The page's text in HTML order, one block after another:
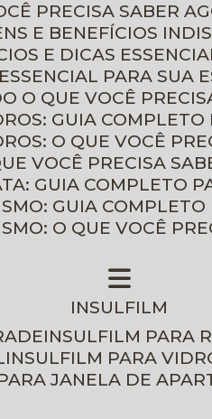
PRECISA SABER
E BENEFÍCIOS
E DICAS
PARA SUA
O QUE VOCÊ
GUIA
O QUE VOCÊ
VOCÊ PRECISA
GUIA COMPLETO
GUIA COMPLETO
O QUE VOCÊ
INSULFILM
INSULFILM PARA
INSULFILM PARA
JANELA DE